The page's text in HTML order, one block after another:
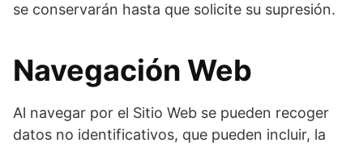
se conservarán hasta que solicite su supresión.
Navegación Web
Al navegar por el Sitio Web se pueden recoger
datos no identificativos, que pueden incluir, la